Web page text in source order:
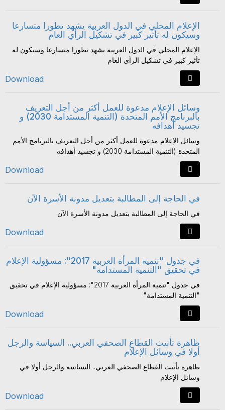
الإعلام المحلي في الدول العربية يشهد تطورا متسارعا
وسيكون له تأثير كبير في تشكيل الرأي العام
الإعلام المحلي في الدول العربية يشهد تطورا متسارعا وسيكون له
تأثير كبير في تشكيل الرأي العام
Download
وسائل الإعلام مدعوة للعمل أكثر من أجل التعريف
بالبرنامج الأمم المتحدة (التنمية المستدامة 2030) و
تجسيد أهدافه
وسائل الإعلام مدعوة للعمل أكثر من أجل التعريف بالبرنامج الأمم
المتحدة (التنمية المستدامة 2030) و تجسيد أهدافه
Download
في الحاجة إلى المطالبة بتعديل مدونة الأسرة الآن
في الحاجة إلى المطالبة بتعديل مدونة الأسرة الآن
Download
في جدول "تنمية المرأة العربية 2017": مسؤولية الإعلام
في تحقيق "التنمية المستدامة"
في جدول "تنمية المرأة العربية 2017": مسؤولية الإعلام في تحقيق
"التنمية المستدامة"
Download
ظاهرة تأنيث القطاع الصحفي العربي.. السياسة والرجل
أولا في وسائل الإعلام
ظاهرة تأنيث القطاع الصحفي العربي.. السياسة والرجل أولا في
وسائل الإعلام
Download